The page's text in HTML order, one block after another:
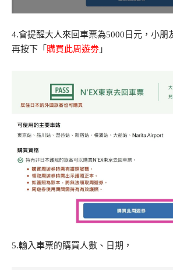
4.會提醒大人來回車票為5000日元，小朋
再按下「 購買此周遊劵 」
5.輸入車票的購買人數、日期，